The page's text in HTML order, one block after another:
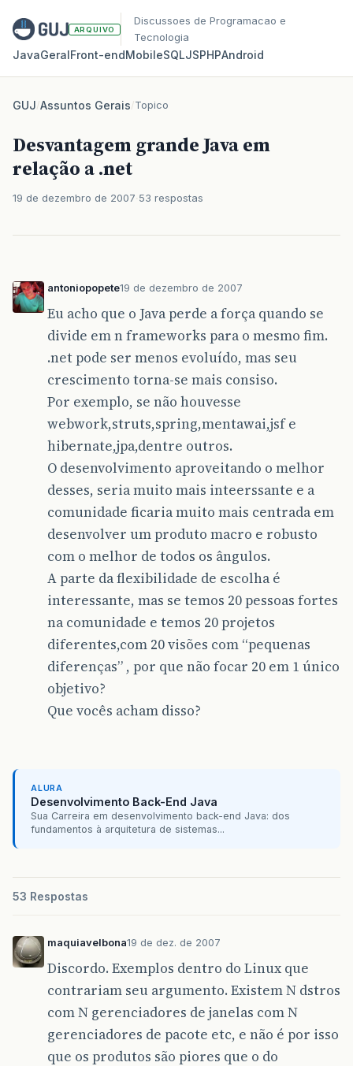
ARQUIVO
Discussoes de Programacao e
Tecnologia
JavaGeralFront‑endMobileSQLJSPHPAndroid
GUJ/Assuntos Gerais/Topico
Desvantagem grande Java em
relação a .net
19 de dezembro de 2007 53 respostas
antoniopopete19 de dezembro de 2007
Eu acho que o Java perde a força quando se
divide em n frameworks para o mesmo fim.
.net pode ser menos evoluído, mas seu
crescimento torna-se mais consiso.
Por exemplo, se não houvesse
webwork,struts,spring,mentawai,jsf e
hibernate,jpa,dentre outros.
O desenvolvimento aproveitando o melhor
desses, seria muito mais inteerssante e a
comunidade ficaria muito mais centrada em
desenvolver um produto macro e robusto
com o melhor de todos os ângulos.
A parte da flexibilidade de escolha é
interessante, mas se temos 20 pessoas fortes
na comunidade e temos 20 projetos
diferentes,com 20 visões com “pequenas
diferenças” , por que não focar 20 em 1 único
objetivo?
Que vocês acham disso?
ALURA
Desenvolvimento Back-End Java
Sua Carreira em desenvolvimento back-end Java: dos
fundamentos à arquitetura de sistemas...
53 Respostas
maquiavelbona19 de dez. de 2007
Discordo. Exemplos dentro do Linux que
contrariam seu argumento. Existem N dstros
com N gerenciadores de janelas com N
gerenciadores de pacote etc, e não é por isso
que os produtos são piores que o do